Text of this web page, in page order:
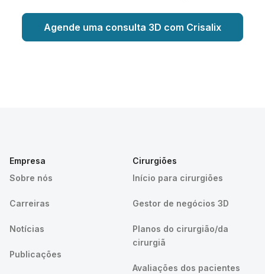
Agende uma consulta 3D com Crisalix
Empresa
Sobre nós
Carreiras
Notícias
Publicações
Cirurgiões
Início para cirurgiões
Gestor de negócios 3D
Planos do cirurgião/da
cirurgiã
Avaliações dos pacientes